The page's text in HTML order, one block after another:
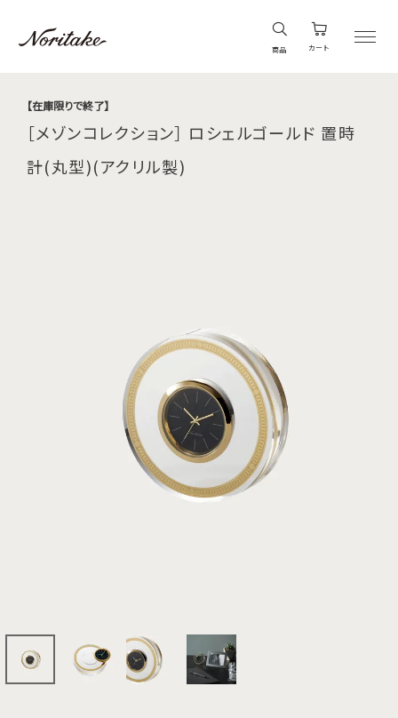
商品 カート
【在庫限りで終了】
［メゾンコレクション］ ロシェルゴールド 置時
計(丸型)(アクリル製)